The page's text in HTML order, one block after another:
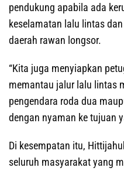
pendukung apabila ada
keselamatan lalu lintas
daerah rawan longsor.
“Kita juga menyiapkan
memantau jalur lalu lintas
pengendara roda dua
dengan nyaman ke tujuan
Di kesempatan itu,
seluruh masyarakat yang